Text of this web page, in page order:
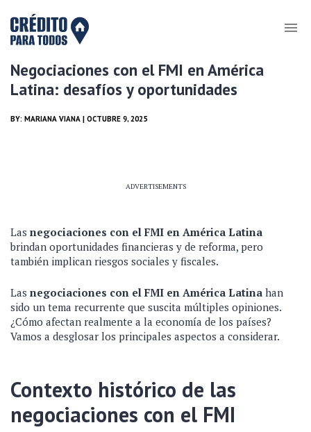
Negociaciones con el FMI en América
Latina: desafíos y oportunidades
BY: MARIANA VIANA | OCTUBRE 9, 2025
ADVERTISEMENTS
Las negociaciones con el FMI en América Latina
brindan oportunidades financieras y de reforma, pero
también implican riesgos sociales y fiscales.
Las negociaciones con el FMI en América Latina han
sido un tema recurrente que suscita múltiples opiniones.
¿Cómo afectan realmente a la economía de los países?
Vamos a desglosar los principales aspectos a considerar.
Contexto histórico de las
negociaciones con el FMI